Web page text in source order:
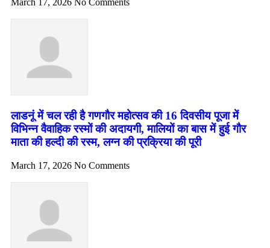
March 17, 2026 No Comments
लाडनूं में चल रही है गणगौर महोत्सव की 16 दिवसीय पूजा में
विभिन्न वैवाहिक रस्मों की अदायगी, मालियों का बास में हुई गौर
माता की हल्दी की रस्म, लग्न की प्रक्रिया की पूरी
March 17, 2026 No Comments